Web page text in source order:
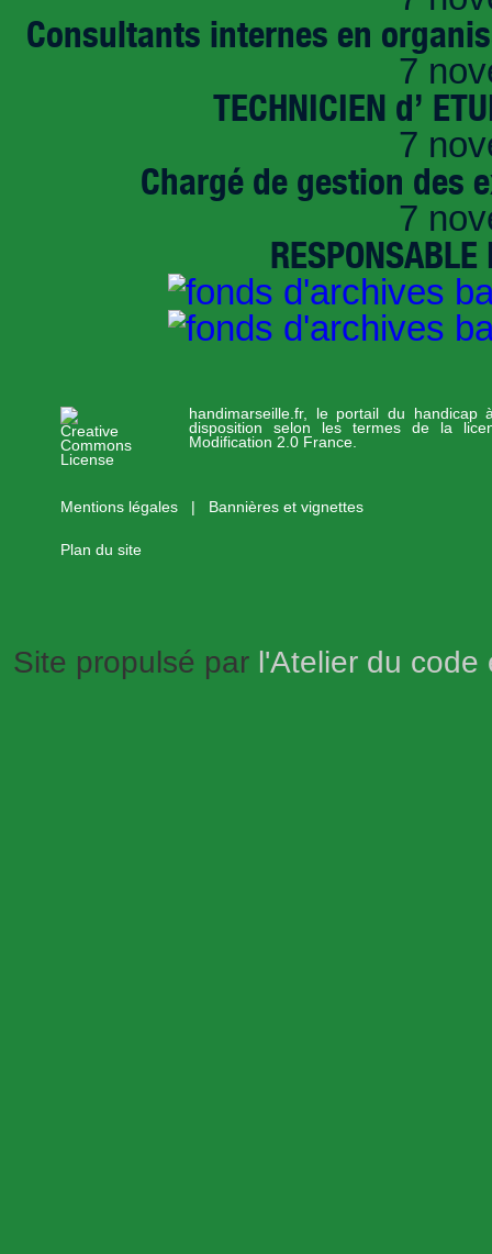
Consultants internes en
7
TECHNICIEN d’
7
Chargé de gestion des
7
handimarseille.fr, le portail du handicap
disposition selon les termes de la
Modification 2.0 France.
Mentions légales Bannières et vignettes
Plan du site
Site propulsé par l'Atelier du